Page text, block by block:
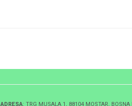
ADRESA: TRG MUSALA 1, 88104 MOSTAR, BOSNA